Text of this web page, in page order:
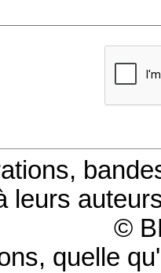
leurs
©
quelle